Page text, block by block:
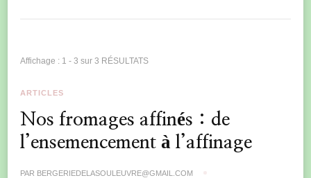
Affichage : 1 - 3 sur 3 RÉSULTATS
ARTICLES
Nos fromages affinés : de
l’ensemencement à l’affinage
PAR BERGERIEDELASOULEUVRE@GMAIL.COM